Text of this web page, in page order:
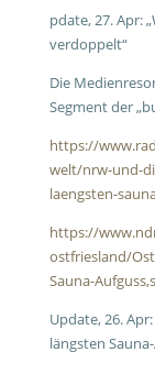
pdate, 27. Apr:
verdoppelt“
Die
Segment der
https://
welt/nrw-und-
laengsten-
https://
ostfriesland/
Sauna-
Update, 26.
längsten